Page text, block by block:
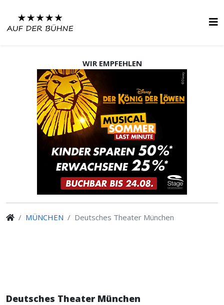
WIR EMPFEHLEN
MÜNCHEN Deutsches Theater München
Deutsches Theater München